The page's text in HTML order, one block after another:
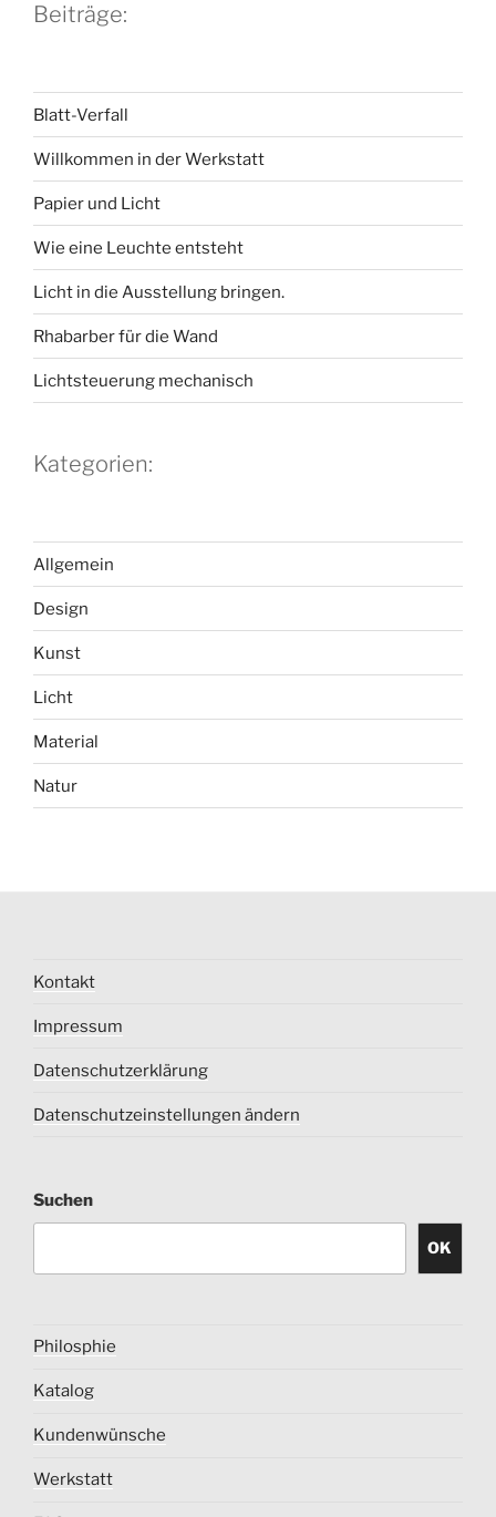
Beiträge:
Blatt-Verfall
Willkommen in der Werkstatt
Papier und Licht
Wie eine Leuchte entsteht
Licht in die Ausstellung bringen.
Rhabarber für die Wand
Lichtsteuerung mechanisch
Kategorien:
Allgemein
Design
Kunst
Licht
Material
Natur
Kontakt
Impressum
Datenschutzerklärung
Datenschutzeinstellungen ändern
Suchen
OK
Philosphie
Katalog
Kundenwünsche
Werkstatt